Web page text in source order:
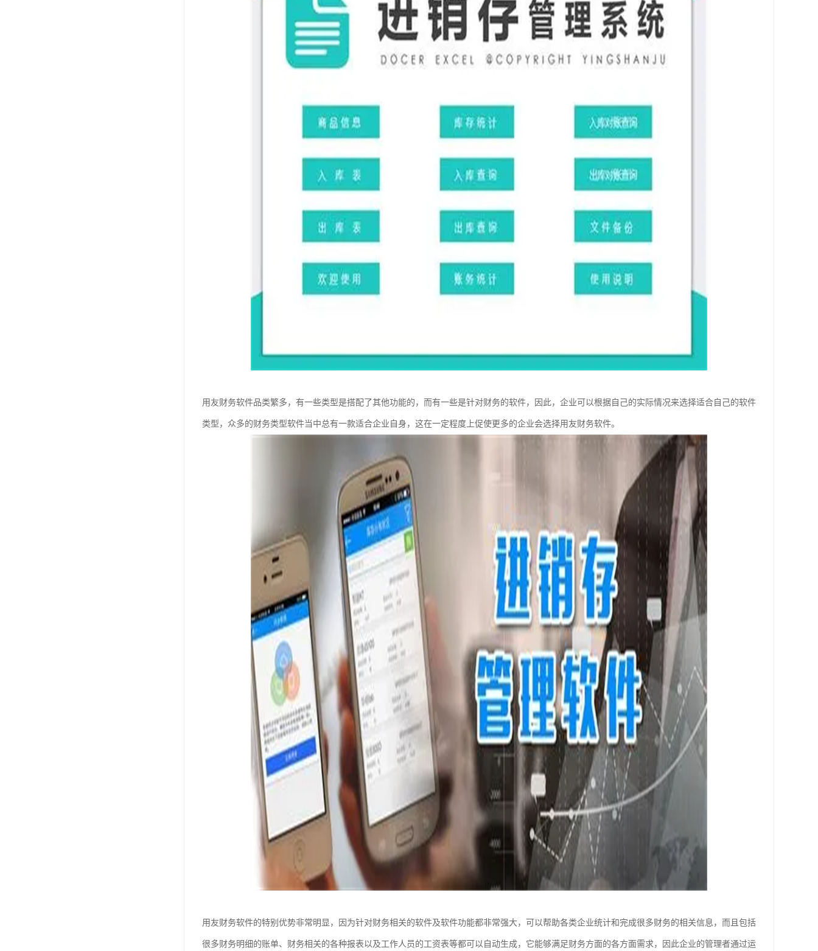
用友财务软件品类繁多，有一些类型是搭配了其他功能的，而有一些是针对财务的软件，因此，企业可以根据自己的实际情况来选择适合自己的软件
类型，众多的财务类型软件当中总有一款适合企业自身，这在一定程度上促使更多的企业会选择用友财务软件。
用友财务软件的特别优势非常明显，因为针对财务相关的软件及软件功能都非常强大，可以帮助各类企业统计和完成很多财务的相关信息，而且包括
很多财务明细的账单、财务相关的各种报表以及工作人员的工资表等都可以自动生成，它能够满足财务方面的各方面需求，因此企业的管理者通过运